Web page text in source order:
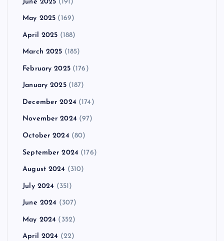
June 2025 (191)
May 2025 (169)
April 2025 (188)
March 2025 (185)
February 2025(176)
January 2025(187)
December 2024 (174)
November 2024 (97)
October 2024 (80)
September 2024 (176)
August 2024 (310)
July 2024 (351)
June 2024 (307)
May 2024 (352)
April 2024 (22)